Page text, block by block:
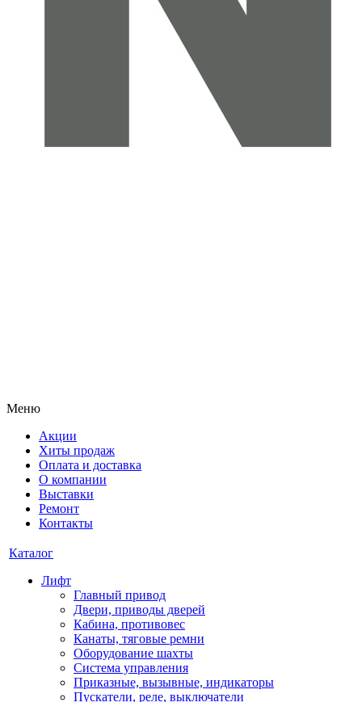
Меню
Акции
Хиты продаж
Оплата и доставка
О компании
Выставки
Ремонт
Контакты
Каталог
Лифт
Главный привод
Двери, приводы дверей
Кабина, противовес
Канаты, тяговые ремни
Оборудование шахты
Система управления
Приказные, вызывные, индикаторы
Пускатели, реле, выключатели